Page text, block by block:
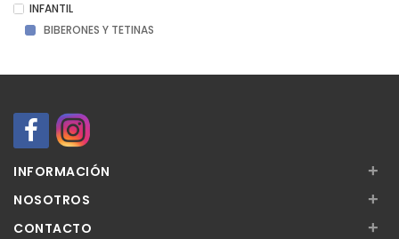
INFANTIL
BIBERONES Y TETINAS
INFORMACIÓN +
NOSOTROS +
CONTACTO +